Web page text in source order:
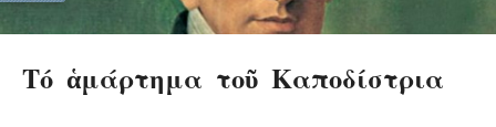
Τό ἁμάρτημα τοῦ Καποδίστρια